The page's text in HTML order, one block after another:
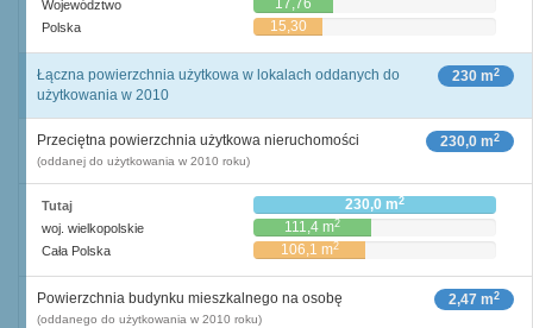
Województwo 17,76
Polska 15,30
230 m2
Łączna powierzchnia użytkowa w lokalach oddanych do
użytkowania w 2010
230,0 m2
Przeciętna powierzchnia użytkowa nieruchomości
(oddanej do użytkowania w 2010 roku)
Tutaj 230,0 m2
woj. wielkopolskie 111,4 m2
Cała Polska 106,1 m2
2,47 m2
Powierzchnia budynku mieszkalnego na osobę
(oddanego do użytkowania w 2010 roku)